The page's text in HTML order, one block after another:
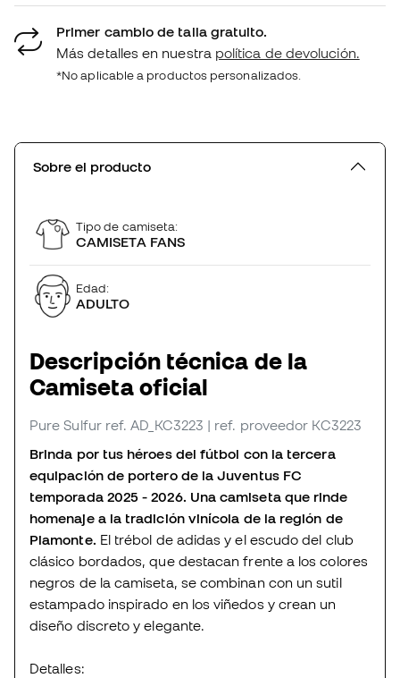
Primer cambio de talla gratuito.
Más detalles en nuestra política de devolución.
*No aplicable a productos personalizados.
Sobre el producto
Tipo de camiseta:
CAMISETA FANS
Edad:
ADULTO
Descripción técnica de la
Camiseta oficial
Pure Sulfur ref. AD_KC3223 | ref. proveedor KC3223
Brinda por tus héroes del fútbol con la tercera
equipación de portero de la Juventus FC
temporada 2025 - 2026. Una camiseta que rinde
homenaje a la tradición vinícola de la región de
Piamonte. El trébol de adidas y el escudo del club
clásico bordados, que destacan frente a los colores
negros de la camiseta, se combinan con un sutil
estampado inspirado en los viñedos y crean un
diseño discreto y elegante.
Detalles: